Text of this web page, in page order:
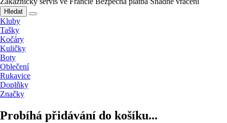
Hledat
Kluby
Tašky
Kočáry
Kuličky
Boty
Oblečení
Rukavice
Doplňky
Značky
Probíhá přidávání do košíku...